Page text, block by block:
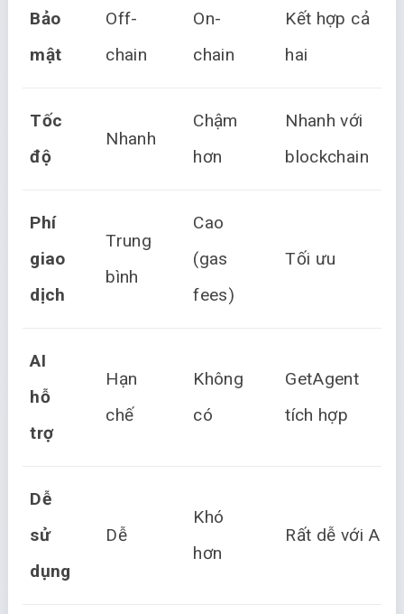
Bảo
mật
Off-
chain
On-
chain
Kết hợp cả
hai
Tốc
độ
Nhanh
Chậm
hơn
Nhanh với
blockchain
Phí
giao
dịch
Trung
bình
Cao
(gas
fees)
Tối ưu
AI
hỗ
trợ
Hạn
chế
Không
có
GetAgent
tích hợp
Dễ
sử
dụng
Dễ
Khó
hơn
Rất dễ với AI